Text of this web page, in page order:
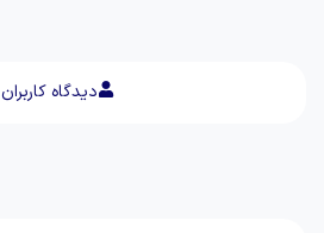
دیدگاه کاربران